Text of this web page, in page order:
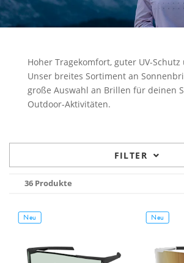
Hoher Tragekomfort, guter UV-
Unser breites Sortiment an
große Auswahl an Brillen für deinen
Outdoor-Aktivitäten.
FILTER
36 Produkte
Neu Neu